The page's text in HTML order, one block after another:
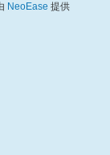
NeoEase 提供